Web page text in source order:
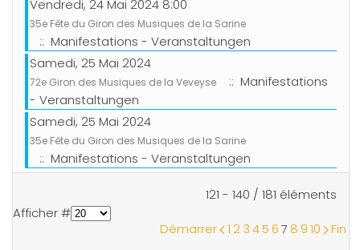
Vendredi, 24 Mai 2024 8:00
35e Fête du Giron des Musiques de la Sarine
:: Manifestations - Veranstaltungen
Samedi, 25 Mai 2024
72e Giron des Musiques de la Veveyse
:: Manifestations
- Veranstaltungen
Samedi, 25 Mai 2024
35e Fête du Giron des Musiques de la Sarine
:: Manifestations - Veranstaltungen
Limite de la pagination
121 - 140 / 181 éléments
Afficher #
Démarrer
1 234567 8 910 Fin